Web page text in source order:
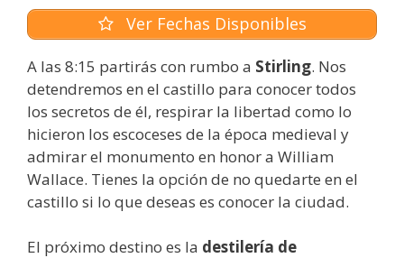
Ver Fechas Disponibles
A las 8:15 partirás con rumbo a Stirling. Nos
detendremos en el castillo para conocer todos
los secretos de él, respirar la libertad como lo
hicieron los escoceses de la época medieval y
admirar el monumento en honor a William
Wallace. Tienes la opción de no quedarte en el
castillo si lo que deseas es conocer la ciudad.
El próximo destino es la destilería de